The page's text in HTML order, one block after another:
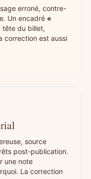
erroné, contre-
Un encadré «
tête du billet,
correction est aussi
source
post-publication.
une note
La correction